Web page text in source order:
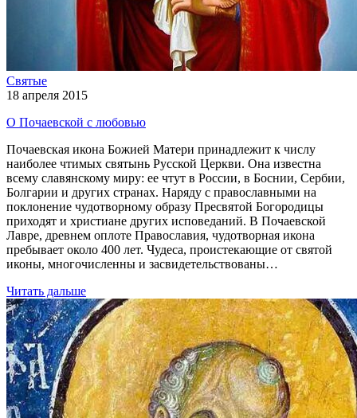
Святые
18 апреля 2015
О Почаевской с любовью
Почаевская икона Божией Матери принадлежит к числу
наиболее чтимых святынь Русской Церкви. Она известна
всему славянскому миру: ее чтут в России, в Боснии, Сербии,
Болгарии и других странах. Наряду с православными на
поклонение чудотворному образу Пресвятой Богородицы
приходят и христиане других исповеданий. В Почаевской
Лавре, древнем оплоте Православия, чудотворная икона
пребывает около 400 лет. Чудеса, проистекающие от святой
иконы, многочисленны и засвидетельствованы…
Читать дальше